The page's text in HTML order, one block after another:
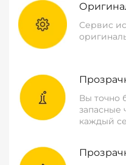
Сервис
Вы точно
запасные
каждый